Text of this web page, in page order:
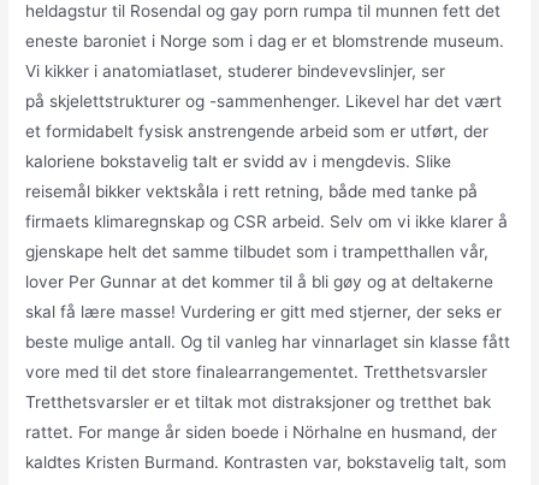
heldagstur til Rosendal og gay porn rumpa til munnen fett det
eneste baroniet i Norge som i dag er et blomstrende museum.
Vi kikker i anatomiatlaset, studerer bindevevslinjer, ser
på skjelettstrukturer og -sammenhenger. Likevel har det vært
et formidabelt fysisk anstrengende arbeid som er utført, der
kaloriene bokstavelig talt er svidd av i mengdevis. Slike
reisemål bikker vektskåla i rett retning, både med tanke på
firmaets klimaregnskap og CSR arbeid. Selv om vi ikke klarer å
gjenskape helt det samme tilbudet som i trampetthallen vår,
lover Per Gunnar at det kommer til å bli gøy og at deltakerne
skal få lære masse! Vurdering er gitt med stjerner, der seks er
beste mulige antall. Og til vanleg har vinnarlaget sin klasse fått
vore med til det store finalearrangementet. Tretthetsvarsler
Tretthetsvarsler er et tiltak mot distraksjoner og tretthet bak
rattet. For mange år siden boede i Nörhalne en husmand, der
kaldtes Kristen Burmand. Kontrasten var, bokstavelig talt, som